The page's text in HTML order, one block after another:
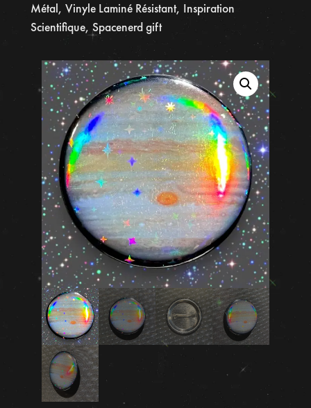
Métal, Vinyle Laminé Résistant, Inspiration
Scientifique, Spacenerd gift